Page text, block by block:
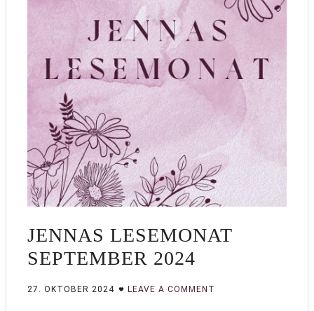
JENNAS LESEMONAT
SEPTEMBER 2024
27. OKTOBER 2024 LEAVE A COMMENT